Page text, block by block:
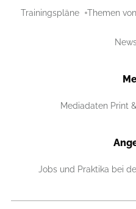
Trainingspläne Themen
Mediadaten Print
Jobs und Praktika bei